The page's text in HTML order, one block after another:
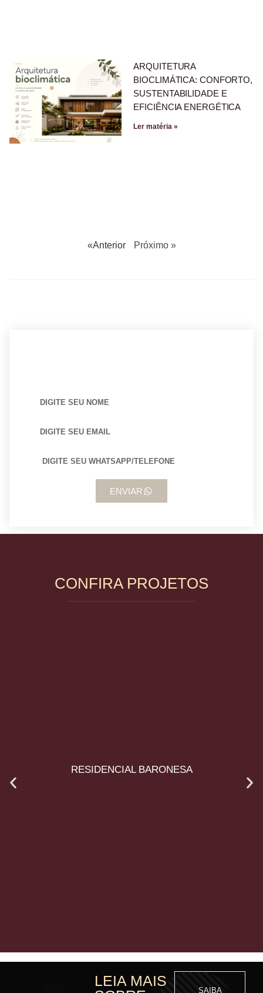
ARQUITETURA
BIOCLIMÁTICA: CONFORTO,
SUSTENTABILIDADE E
EFICIÊNCIA ENERGÉTICA
Ler matéria »
«Anterior Próximo »
ENVIAR
CONFIRA PROJETOS
RESIDENCIAL BARONESA
LEIA MAIS
SAIBA